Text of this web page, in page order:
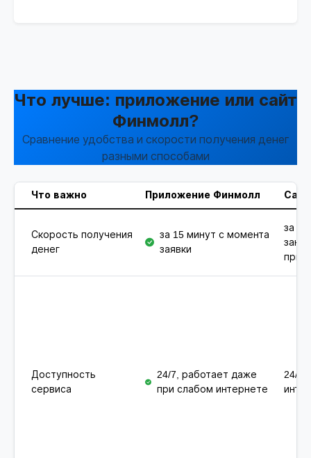
Что лучше: приложение или сайт
Финмолл?
Сравнение удобства и скорости получения денег
разными способами
Что важно Приложение Финмолл
Скорость получения
денег
за 15 минут с момента
заявки
за
при
Доступность
сервиса
24/7, работает даже
при слабом интернете
24/7,